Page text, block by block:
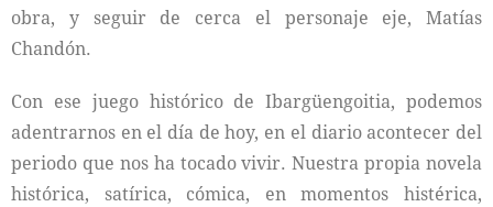
obra, y seguir de cerca el personaje eje, Matías
Chandón.
Con ese juego histórico de Ibargüengoitia, podemos
adentrarnos en el día de hoy, en el diario acontecer del
periodo que nos ha tocado vivir. Nuestra propia novela
histórica, satírica, cómica, en momentos histérica,